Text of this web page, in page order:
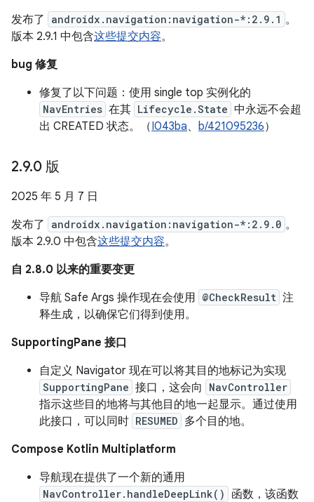
发布了
androidx.navigation:navigation-*:2.9.1 。
版本 2.9.1 中包含这些提交内容。
bug 修复
修复了以下问题：使用 single top 实例化的
NavEntries 在其 Lifecycle.State 中永远不会超
出 CREATED 状态。（I043ba、 b/421095236）
2.9.0 版
2025 年 5 月 7 日
发布了
androidx.navigation:navigation-*:2.9.0 。
版本 2.9.0 中包含这些提交内容。
自 2.8.0 以来的重要变更
导航 Safe Args 操作现在会使用 @CheckResult 注
释生成，以确保它们得到使用。
SupportingPane 接口
自定义 Navigator 现在可以将其目的地标记为实现
SupportingPane 接口，这会向 NavController
指示这些目的地将与其他目的地一起显示。通过使用
此接口，可以同时 RESUMED 多个目的地。
Compose Kotlin Multiplatform
导航现在提供了一个新的通用
NavController.handleDeepLink()
函数，该函数